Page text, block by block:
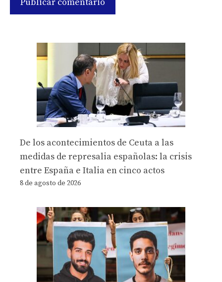
De los acontecimientos de Ceuta a las
medidas de represalia españolas: la crisis
entre España e Italia en cinco actos
8 de agosto de 2026